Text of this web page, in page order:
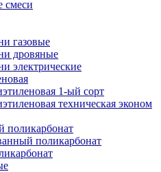
смеси
газовые
дровяные
электрические
1-ый сорт
техническая эконом
поликарбонат